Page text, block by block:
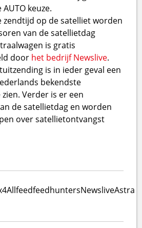
keuze.
zendtijd op de satelliet worden
van de satellietdag
is gratis
door het bedrijf Newslive.
is in ieder geval een
bekendste
Verder is er een
de satellietdag en worden
over satellietontvangst
feedfeedhuntersNewsliveAstra